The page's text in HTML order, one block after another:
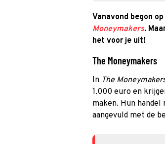
Vanavond begon
Moneymakers.
het voor je uit!
The Moneymakers
In The
1.000 euro en
maken. Hun
aangevuld met de